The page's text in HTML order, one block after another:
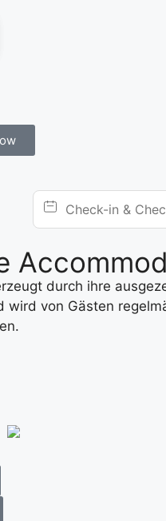
durch ihre
wird von Gästen